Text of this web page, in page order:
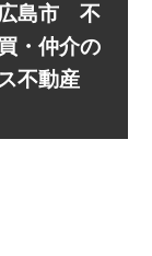
島市 不
・仲介の
不動産